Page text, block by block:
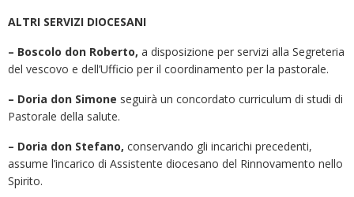
ALTRI SERVIZI DIOCESANI
– Boscolo don Roberto, a disposizione per servizi alla Segreteria
del vescovo e dell’Ufficio per il coordinamento per la pastorale.
– Doria don Simone seguirà un concordato curriculum di studi di
Pastorale della salute.
– Doria don Stefano, conservando gli incarichi precedenti,
assume l’incarico di Assistente diocesano del Rinnovamento nello
Spirito.